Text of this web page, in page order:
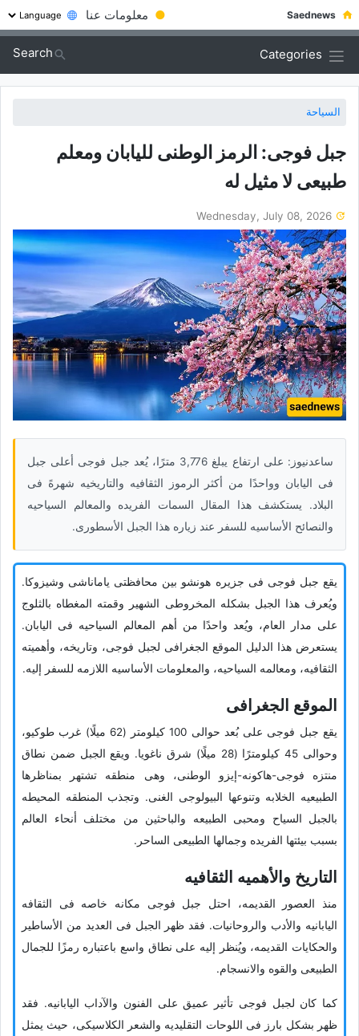
Saednews
● معلومات عنا
Categories
Search
السياحة
جبل فوجی: الرمز الوطنی للیابان ومعلم
طبیعی لا مثیل له
ساعدنیوز: على ارتفاع یبلغ 3,776 مترًا، یُعد جبل فوجی أعلى جبل
فی الیابان وواحدًا من أکثر الرموز الثقافیه والتاریخیه شهرهً فی
البلاد. یستکشف هذا المقال السمات الفریده والمعالم السیاحیه
والنصائح الأساسیه للسفر عند زیاره هذا الجبل الأسطوری.
یقع جبل فوجی فی جزیره هونشو بین محافظتی یاماناشی وشیزوکا.
ویُعرف هذا الجبل بشکله المخروطی الشهیر وقمته المغطاه بالثلوج
على مدار العام، ویُعد واحدًا من أهم المعالم السیاحیه فی الیابان.
یستعرض هذا الدلیل الموقع الجغرافی لجبل فوجی، وتاریخه، وأهمیته
الثقافیه، ومعالمه السیاحیه، والمعلومات الأساسیه اللازمه للسفر إلیه.
الموقع الجغرافی
یقع جبل فوجی على بُعد حوالی 100 کیلومتر (62 میلًا) غرب طوکیو،
وحوالی 45 کیلومترًا (28 میلًا) شرق ناغویا. ویقع الجبل ضمن نطاق
منتزه فوجی-هاکونه-إیزو الوطنی، وهی منطقه تشتهر بمناظرها
الطبیعیه الخلابه وتنوعها البیولوجی الغنی. وتجذب المنطقه المحیطه
بالجبل السیاح ومحبی الطبیعه والباحثین من مختلف أنحاء العالم
بسبب بیئتها الفریده وجمالها الطبیعی الساحر.
التاریخ والأهمیه الثقافیه
منذ العصور القدیمه، احتل جبل فوجی مکانه خاصه فی الثقافه
الیابانیه والأدب والروحانیات. فقد ظهر الجبل فی العدید من الأساطیر
والحکایات القدیمه، ویُنظر إلیه على نطاق واسع باعتباره رمزًا للجمال
الطبیعی والقوه والانسجام.
کما کان لجبل فوجی تأثیر عمیق على الفنون والآداب الیابانیه. فقد
ظهر بشکل بارز فی اللوحات التقلیدیه والشعر الکلاسیکی، حیث یمثل